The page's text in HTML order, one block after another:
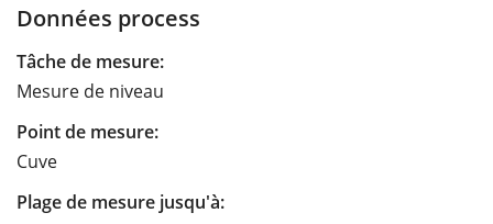
Données process
Tâche de mesure:
Mesure de niveau
Point de mesure:
Cuve
Plage de mesure jusqu'à: